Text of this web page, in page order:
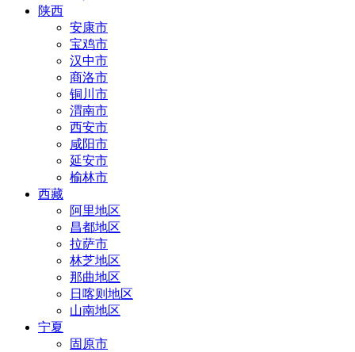
陕西
安康市
宝鸡市
汉中市
商洛市
铜川市
渭南市
西安市
咸阳市
延安市
榆林市
西藏
阿里地区
昌都地区
拉萨市
林芝地区
那曲地区
日喀则地区
山南地区
宁夏
固原市